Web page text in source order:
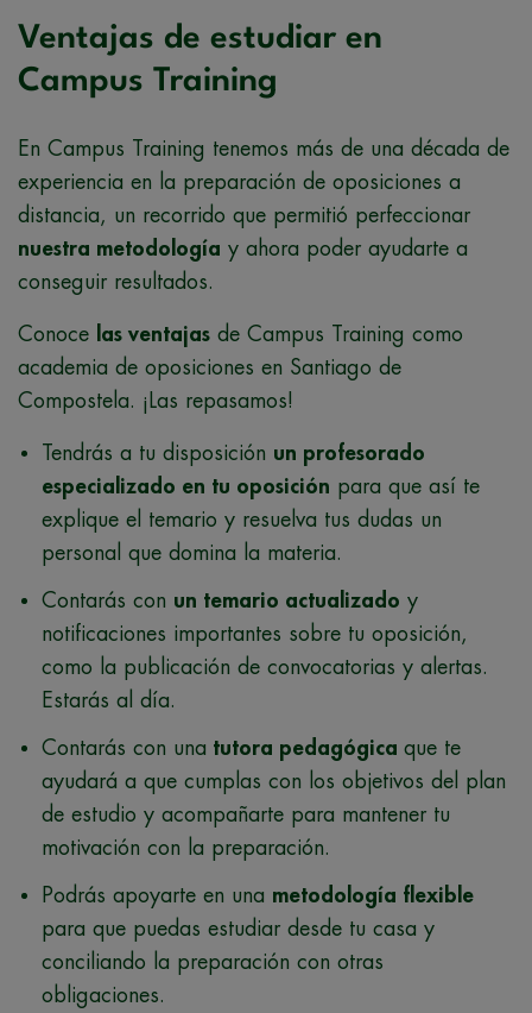
Ventajas de estudiar en
Campus Training
En Campus Training tenemos más de una década de
experiencia en la preparación de oposiciones a
distancia, un recorrido que permitió perfeccionar
nuestra metodología y ahora poder ayudarte a
conseguir resultados.
Conoce las ventajas de Campus Training como
academia de oposiciones en Santiago de
Compostela. ¡Las repasamos!
Tendrás a tu disposición un profesorado
especializado en tu oposición para que así te
explique el temario y resuelva tus dudas un
personal que domina la materia.
Contarás con un temario actualizado y
notificaciones importantes sobre tu oposición,
como la publicación de convocatorias y alertas.
Estarás al día.
Contarás con una tutora pedagógica que te
ayudará a que cumplas con los objetivos del plan
de estudio y acompañarte para mantener tu
motivación con la preparación.
Podrás apoyarte en una metodología flexible
para que puedas estudiar desde tu casa y
conciliando la preparación con otras
obligaciones.